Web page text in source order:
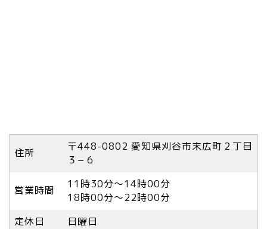
住所
〒448-0802 愛知県刈谷市末広町２丁目
３−６
営業時間
11時30分～14時00分
18時00分～22時00分
定休日
日曜日